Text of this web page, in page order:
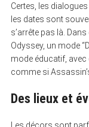
Certes, les
les dates sont
s’arrête pas là.
Odyssey, un mode
mode éducatif, avec
comme si
Des lieux et